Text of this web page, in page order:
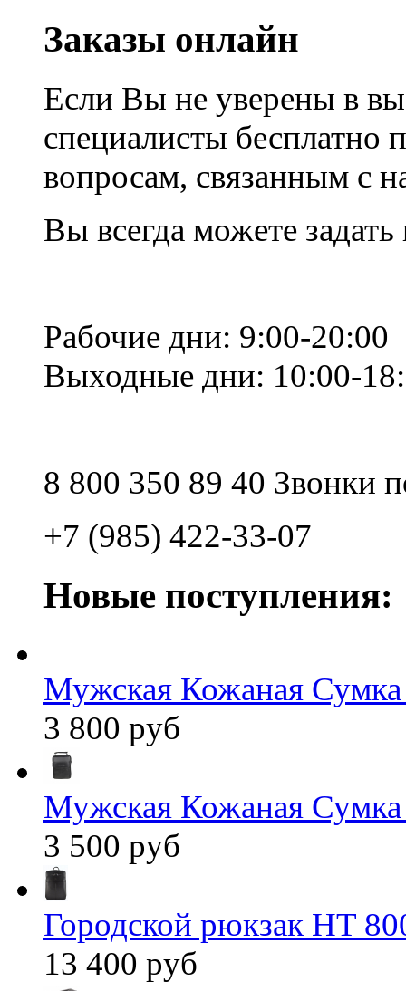
Заказы онлайн
Если Вы не уверены в
специалисты
вопросам, связанным с
Вы всегда можете
Рабочие дни: 9:00-20:00
Выходные дни: 10:00-
8 800 350 89 40 Звонки
+7 (985) 422-33-07
Новые поступления:
Мужская Кожаная
3 800 руб
Мужская Кожаная
3 500 руб
Городской рюкзак HT
13 400 руб